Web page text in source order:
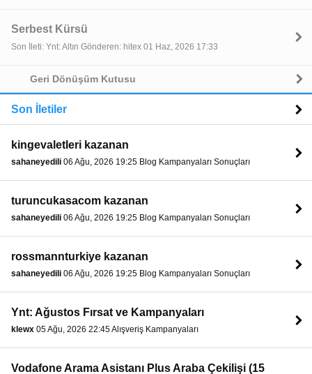
Serbest Kürsü
Son İleti: Ynt: Altın Gönderen: hitex 01 Haz, 2026 17:33
Geri Dönüşüm Kutusu
Son İletiler
kingevaletleri kazanan
sahaneyedili 06 Ağu, 2026 19:25 Blog Kampanyaları Sonuçları
turuncukasacom kazanan
sahaneyedili 06 Ağu, 2026 19:25 Blog Kampanyaları Sonuçları
rossmannturkiye kazanan
sahaneyedili 06 Ağu, 2026 19:25 Blog Kampanyaları Sonuçları
Ynt: Ağustos Fırsat ve Kampanyaları
klewx 05 Ağu, 2026 22:45 Alışveriş Kampanyaları
Vodafone Arama Asistanı Plus Araba Çekilişi (15